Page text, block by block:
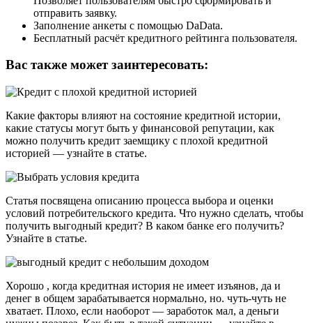
отправить заявку.
Заполнение анкеты с помощью DaData.
Бесплатный расчёт кредитного рейтинга пользователя.
Вас также может заинтересовать:
Какие факторы влияют на состояние кредитной истории,
какие статусы могут быть у финансовой репутации, как
можно получить кредит заемщику с плохой кредитной
историей — узнайте в статье.
Статья посвящена описанию процесса выбора и оценки
условий потребительского кредита. Что нужно сделать, чтобы
получить выгодный кредит? В каком банке его получить?
Узнайте в статье.
Хорошо , когда кредитная история не имеет изъянов, да и
денег в общем зарабатывается нормально, но. чуть-чуть не
хватает. Плохо, если наоборот — заработок мал, а деньги